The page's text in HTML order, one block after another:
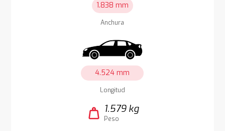
1.838 mm
Anchura
4.524 mm
Longitud
weight 1.579 kg
Peso